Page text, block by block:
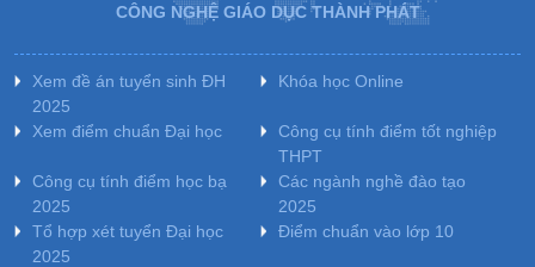
CÔNG NGHỆ GIÁO DỤC THÀNH PHÁT
Xem đề án tuyển sinh ĐH
2025
Khóa học Online
Xem điểm chuẩn Đại học
Công cụ tính điểm tốt nghiệp
THPT
Công cụ tính điểm học bạ
2025
Các ngành nghề đào tạo
2025
Tổ hợp xét tuyển Đại học
2025
Điểm chuẩn vào lớp 10